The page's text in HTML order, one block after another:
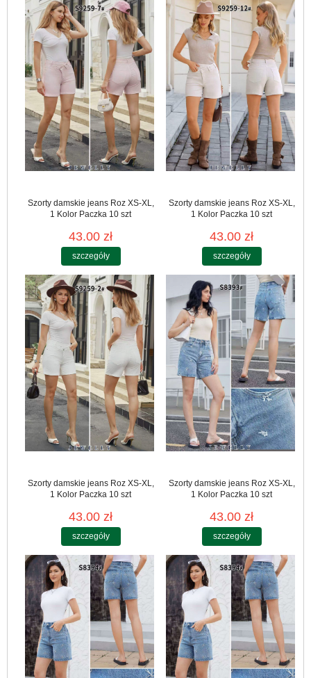
Szorty damskie jeans Roz XS-XL,
1 Kolor Paczka 10 szt
43.00 zł
szczegóły
Szorty damskie jeans Roz XS-XL,
1 Kolor Paczka 10 szt
43.00 zł
szczegóły
Szorty damskie jeans Roz XS-XL,
1 Kolor Paczka 10 szt
43.00 zł
szczegóły
Szorty damskie jeans Roz XS-XL,
1 Kolor Paczka 10 szt
43.00 zł
szczegóły